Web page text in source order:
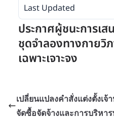
Last Updated
ประกาศผู้ชนะการเ
ชุดจำลองทางกายวิ
เฉพาะเจาะจง
เปลี่ยนแปลงคำสั่งแต่งตั้งเ
จัดซื้อจัดจ้างและการบริหา